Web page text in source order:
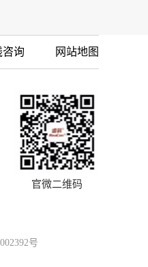
咨询 网站地图
官微二维码
号